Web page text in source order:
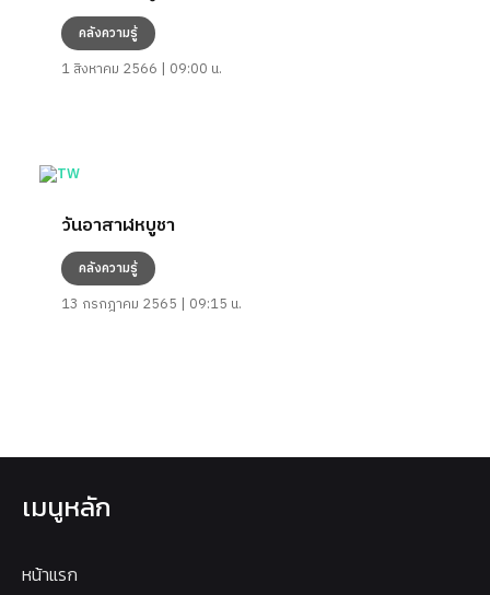
คลังความรู้
1 สิงหาคม 2566 | 09:00 น.
วันอาสาฬหบูชา
คลังความรู้
13 กรกฎาคม 2565 | 09:15 น.
เมนูหลัก
หน้าแรก